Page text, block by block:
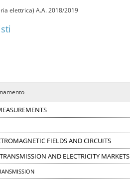
elettrica) A.A. 2018/2019
FIELDS AND CIRCUITS
AND ELECTRICITY MARKETS